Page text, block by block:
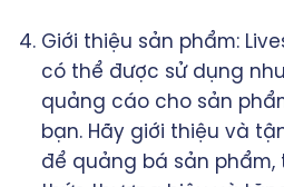
Giới thiệu sản phẩm:
có thể được sử dụng
quảng cáo cho sản
bạn. Hãy giới thiệu và
để quảng bá sản